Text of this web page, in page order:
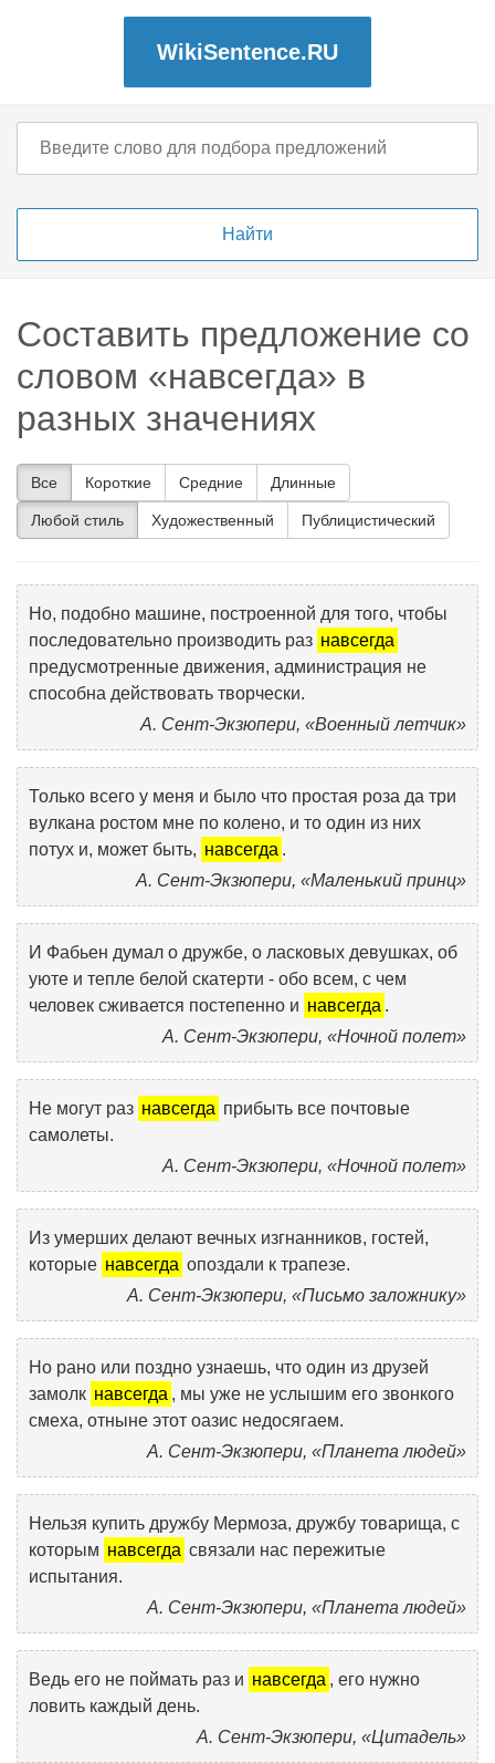
WikiSentence.RU
Составить предложение со
словом «навсегда» в
разных значениях
Все Короткие Средние Длинные
Любой стиль Художественный Публицистический
Но, подобно машине, построенной для того, чтобы
последовательно производить раз навсегда
предусмотренные движения, администрация не
способна действовать творчески.
А. Сент-Экзюпери, «Военный летчик»
Только всего у меня и было что простая роза да три
вулкана ростом мне по колено, и то один из них
потух и, может быть, навсегда .
А. Сент-Экзюпери, «Маленький принц»
И Фабьен думал о дружбе, о ласковых девушках, об
уюте и тепле белой скатерти - обо всем, с чем
человек сживается постепенно и навсегда .
А. Сент-Экзюпери, «Ночной полет»
Не могут раз навсегда прибыть все почтовые
самолеты.
А. Сент-Экзюпери, «Ночной полет»
Из умерших делают вечных изгнанников, гостей,
которые навсегда опоздали к трапезе.
А. Сент-Экзюпери, «Письмо заложнику»
Но рано или поздно узнаешь, что один из друзей
замолк навсегда , мы уже не услышим его звонкого
смеха, отныне этот оазис недосягаем.
А. Сент-Экзюпери, «Планета людей»
Нельзя купить дружбу Мермоза, дружбу товарища, с
которым навсегда связали нас пережитые
испытания.
А. Сент-Экзюпери, «Планета людей»
Ведь его не поймать раз и навсегда , его нужно
ловить каждый день.
А. Сент-Экзюпери, «Цитадель»